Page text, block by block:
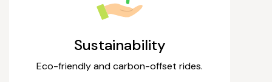
Sustainability
Eco-friendly and carbon-offset rides.